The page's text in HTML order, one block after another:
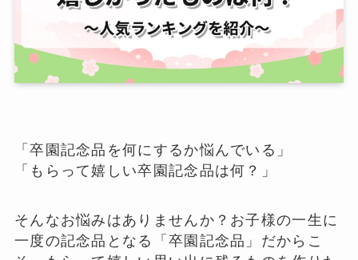
「卒園記念品を何にするか悩んでいる」
「もらって嬉しい卒園記念品は何？」
そんなお悩みはありませんか？お子様の一生に
一度の記念品となる「卒園記念品」だからこ